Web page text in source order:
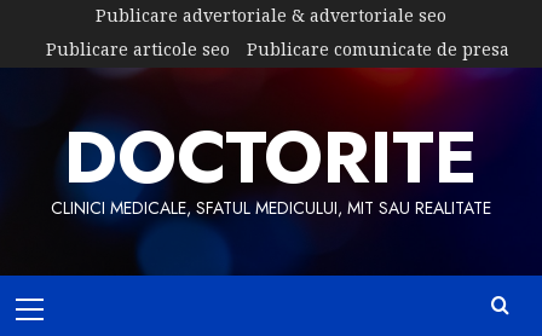
content
Publicare advertoriale & advertoriale seo
Publicare articole seo
Publicare comunicate de presa
DOCTORITE
CLINICI MEDICALE, SFATUL MEDICULUI, MIT SAU REALITATE
Menu